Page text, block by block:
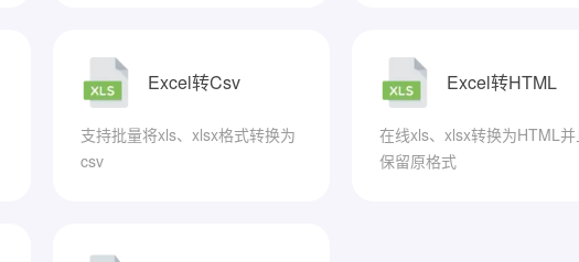
Excel转Csv
支持批量将xls、xlsx格式转换为
csv
Excel转HTML
在线xls、xlsx转换为HTML并
保留原格式